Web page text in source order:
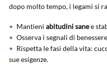
dopo molto tempo, i legami si
Mantieni abitudini sanee
Osserva i segnali di
Rispetta le fasi della vita:
sue esigenze.